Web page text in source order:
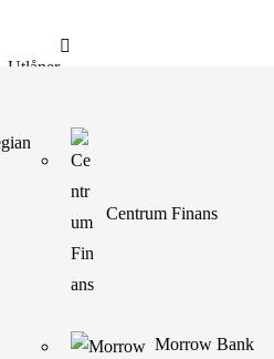
Utlåner
Centrum Finans
Morrow Bank